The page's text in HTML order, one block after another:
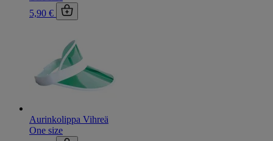
5,90 €
Aurinkolippa Vihreä
One size